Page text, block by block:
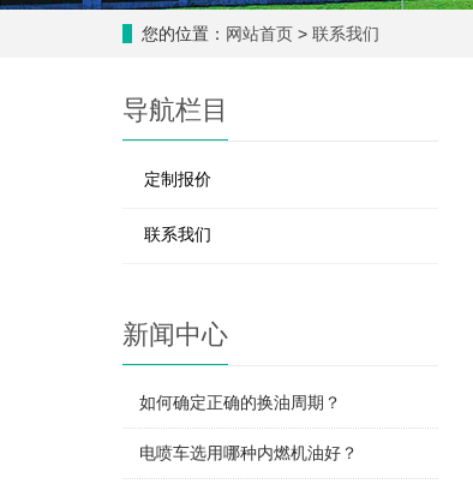
您的位置： 网站首页 > 联系我们
导航栏目
定制报价
联系我们
新闻中心
如何确定正确的换油周期？
电喷车选用哪种内燃机油好？